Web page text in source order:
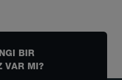
BIR
VAR MI?